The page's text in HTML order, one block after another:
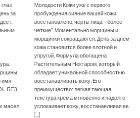
за
имя
БЕЗ
масел
Молодости Кожи уже с первого
пробуждения сияние вашей кожи
восстановлено, черты лица – более
четкие*. Моментально морщины и
морщинки сокращаются. День за днем
кожа становится более плотной и
упругой. Формула обогащена
Растительным Нектаром, который
обладает уникальной способностью
восстанавливать кожу. Его
преимущество: легкая тающая
текстура крема мгновенно и надолго
успокаивает кожу, восстанавливая ее.
[...]